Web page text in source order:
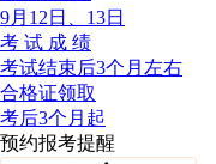
9月12日、13日
考 试 成 绩
考试结束后3个月左右
合格证领取
考后3个月起
预约报考提醒